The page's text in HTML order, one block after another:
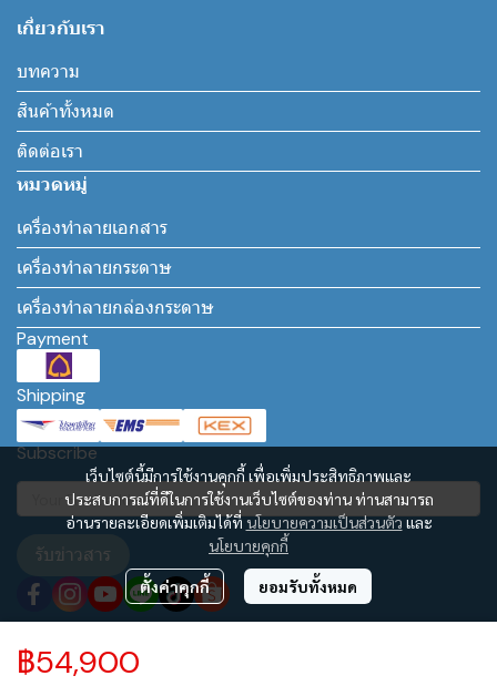
฿54,900
เว็บไซต์นี้มีการใช้งานคุกกี้ เพื่อเพิ่มประสิทธิภาพและ
ประสบการณ์ที่ดีในการใช้งานเว็บไซต์ของท่าน ท่านสามารถ
อ่านรายละเอียดเพิ่มเติมได้ที่นโยบายความเป็นส่วนตัวและ
นโยบายคุกกี้
ตั้งค่าคุกกี้ ยอมรับทั้งหมด
เกี่ยวกับเรา
บทความ
สินค้าทั้งหมด
ติดต่อเรา
หมวดหมู่
เครื่องทำลายเอกสาร
เครื่องทำลายกระดาษ
เครื่องทำลายกล่องกระดาษ
Payment
Shipping
Subscribe
รับข่าวสาร
Copyright | All Rights Reserved | Powered by www.เครื่องทำลายกระดาษ.com